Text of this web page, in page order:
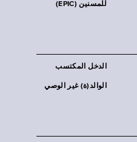
للمسنين (EPIC)
الدخل المكتسب
الوالد(ة) غير الوصي